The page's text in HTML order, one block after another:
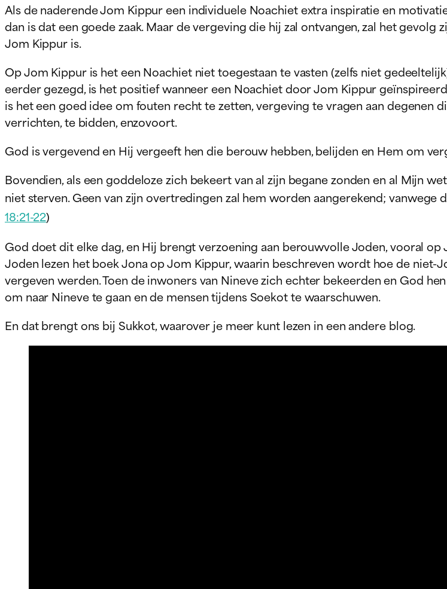
Als de naderende Jom Kippur een individuele Noachiet extra inspiratie en
dan is dat een goede zaak. Maar de vergeving die hij zal ontvangen, zal het
Jom Kippur is.
Op Jom Kippur is het een Noachiet niet toegestaan te vasten (zelfs niet
eerder gezegd, is het positief wanneer een Noachiet door Jom Kippur
is het een goed idee om fouten recht te zetten, vergeving te vragen aan degenen
verrichten, te bidden, enzovoort.
God is vergevend en Hij vergeeft hen die berouw hebben, belijden en Hem om
Bovendien, als een goddeloze zich bekeert van al zijn begane zonden en al Mijn
niet sterven. Geen van zijn overtredingen zal hem worden aangerekend;
18:21-22)
God doet dit elke dag, en Hij brengt verzoening aan berouwvolle Joden, vooral op
Joden lezen het boek Jona op Jom Kippur, waarin beschreven wordt hoe de
vergeven werden. Toen de inwoners van Nineve zich echter bekeerden en God
om naar Nineve te gaan en de mensen tijdens Soekot te waarschuwen.
En dat brengt ons bij Sukkot, waarover je meer kunt lezen in een andere blog.